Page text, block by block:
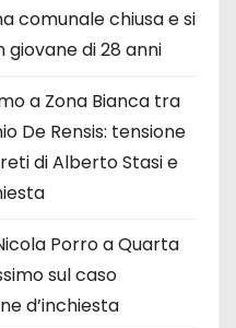
comunale chiusa e si
di 28 anni
a Zona Bianca tra
De Rensis: tensione
di Alberto Stasi e
Porro a Quarta
sul caso
d’inchiesta